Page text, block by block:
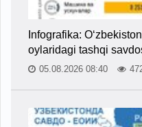
Infografika:
oylaridagi tashqi
05.08.2026 08:40